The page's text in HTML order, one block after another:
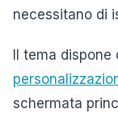
necessitano di
Il tema
schermata